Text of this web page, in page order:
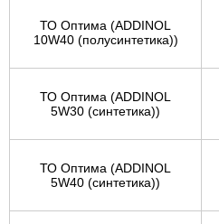
ТО Оптима (ADDINOL
10W40 (полусинтетика))
ТО Оптима (ADDINOL
5W30 (синтетика))
ТО Оптима (ADDINOL
5W40 (синтетика))